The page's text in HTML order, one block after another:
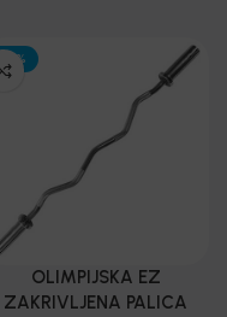
-30%
OLIMPIJSKA EZ
ZAKRIVLJENA PALICA